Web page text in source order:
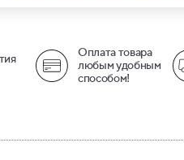
Оплата товара
любым удобным
способом!